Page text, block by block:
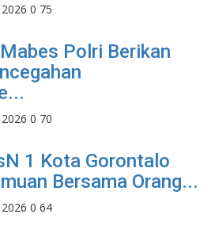
0 75
Polri Berikan
0 70
1 Kota Gorontalo
Bersama Orang...
0 64